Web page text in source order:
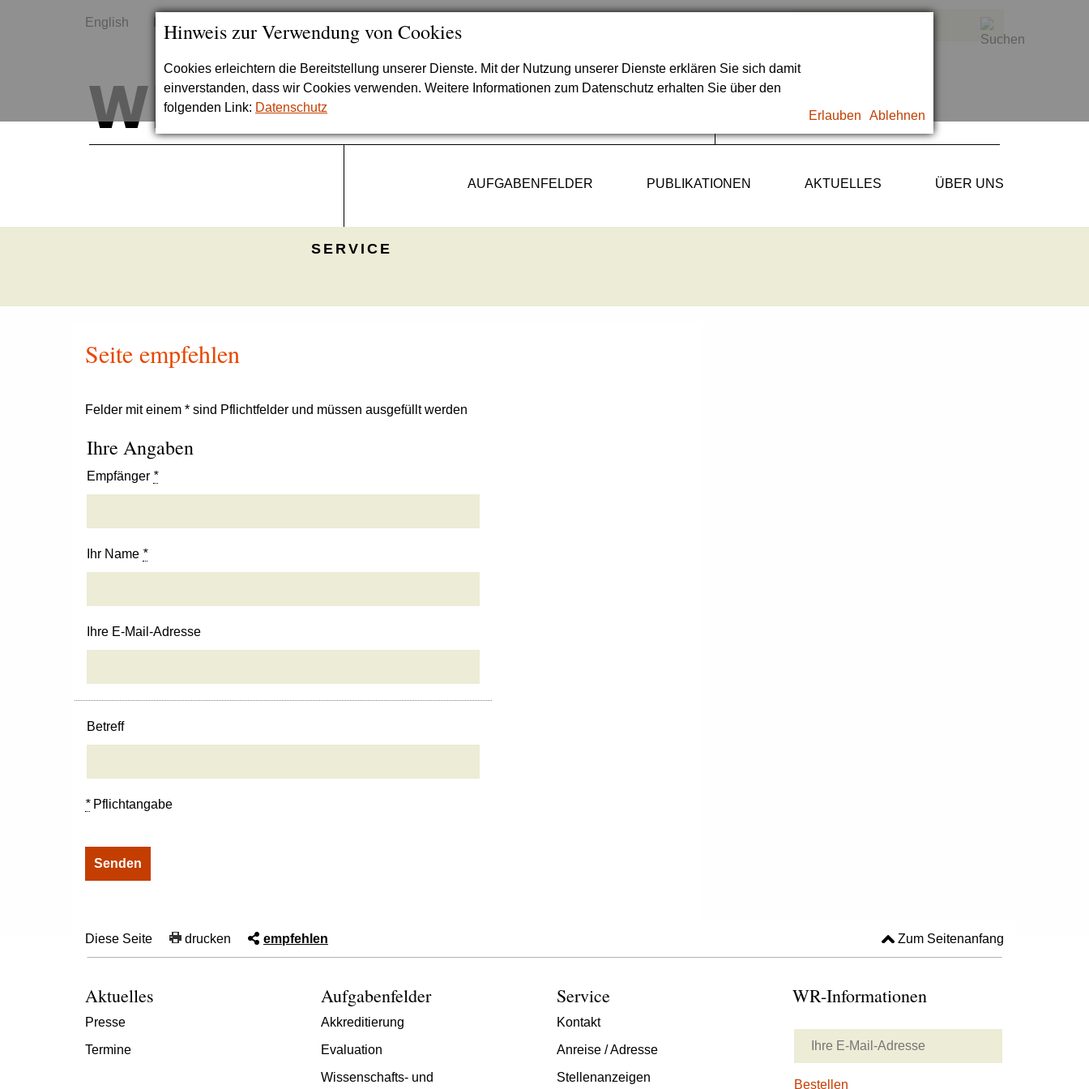
Hinweis zur Verwendung von Cookies
Cookies erleichtern die Bereitstellung unserer Dienste. Mit der Nutzung unserer Dienste erklären Sie sich damit
einverstanden, dass wir Cookies verwenden. Weitere Informationen zum Datenschutz erhalten Sie über den
folgenden Link: Datenschutz
Erlauben Ablehnen
English
AUFGABENFELDER PUBLIKATIONEN AKTUELLES ÜBER UNS
SERVICE
Seite empfehlen
Felder mit einem * sind Pflichtfelder und müssen ausgefüllt werden
Ihre Angaben
Empfänger *
Ihr Name *
Ihre E-Mail-Adresse
Betreff
*Pflichtangabe
Diese Seite drucken empfehlen Zum Seitenanfang
Aktuelles
Presse
Termine
Aufgabenfelder
Akkreditierung
Evaluation
Wissenschafts- und
Service
Kontakt
Anreise / Adresse
Stellenanzeigen
WR-Informationen